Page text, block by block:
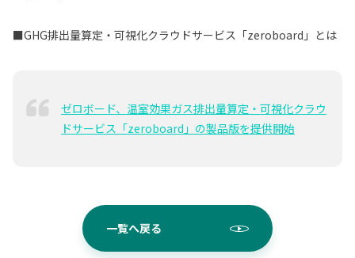
■GHG排出量算定・可視化クラウドサービス「zeroboard」とは
ゼロボード、温室効果ガス排出量算定・可視化クラウ
ドサービス「zeroboard」の製品版を提供開始
一覧へ戻る